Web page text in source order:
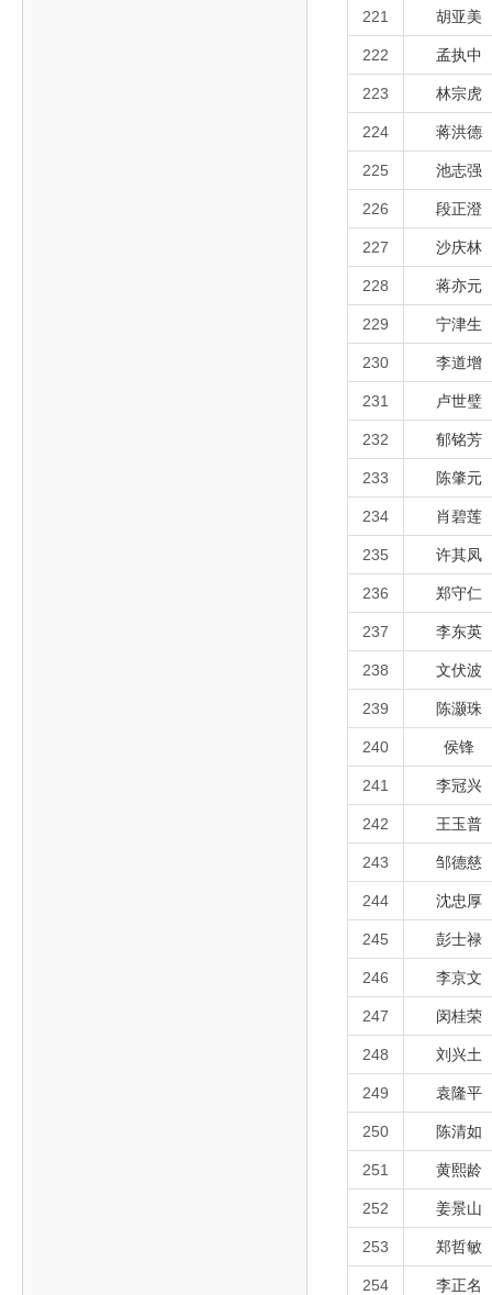
221 胡亚美
222 孟执中
223 林宗虎
224 蒋洪德
225 池志强
226 段正澄
227 沙庆林
228 蒋亦元
229 宁津生
230 李道增
231 卢世璧
232 郁铭芳
233 陈肇元
234 肖碧莲
235 许其凤
236 郑守仁
237 李东英
238 文伏波
239 陈灏珠
240 侯锋
241 李冠兴
242 王玉普
243 邹德慈
244 沈忠厚
245 彭士禄
246 李京文
247 闵桂荣
248 刘兴土
249 袁隆平
250 陈清如
251 黄熙龄
252 姜景山
253 郑哲敏
254 李正名